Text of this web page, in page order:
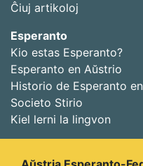
Ĉiuj artikoloj
Esperanto
Kio estas Esperanto?
Esperanto en Aŭstrio
Historio de Esperanto
Societo Stirio
Kiel lerni la lingvon